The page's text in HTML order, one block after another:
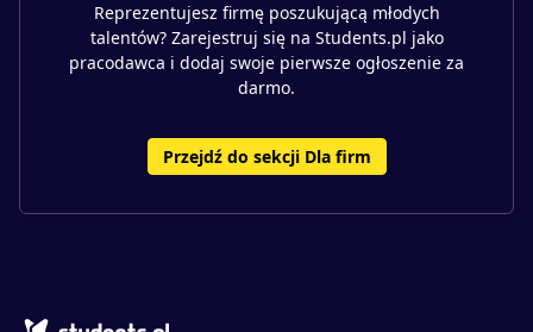
Reprezentujesz firmę poszukującą młodych
talentów? Zarejestruj się na Students.pl jako
pracodawca i dodaj swoje pierwsze ogłoszenie za
darmo.
Przejdź do sekcji Dla firm